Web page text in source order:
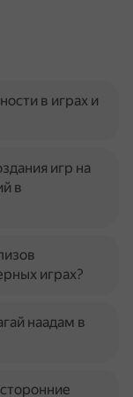
в играх и
игр на
в
играх?
наадам в